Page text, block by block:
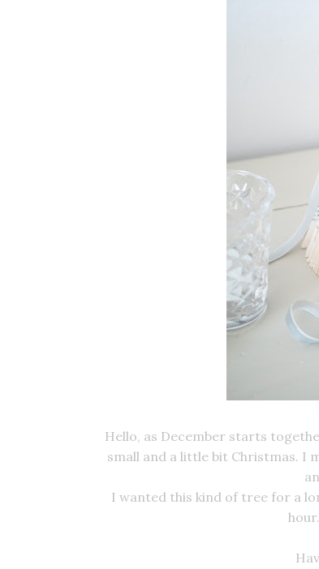
Hello, as December starts
small and a little bit Christmas. I
I wanted this kind of tree for a